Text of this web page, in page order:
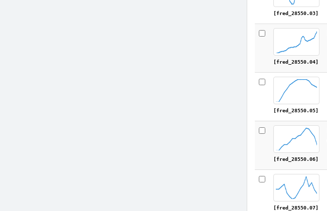
[fred_28550.03]
[fred_28550.04]
[fred_28550.05]
[fred_28550.06]
[fred_28550.07]